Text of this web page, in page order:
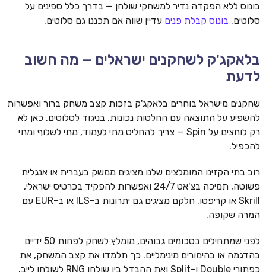
בונוס ללא הפקדה נדיר למשחקי שולחן — בדרך כלל ספינים על
סלוטים. בונוס קבלת פנים עדיין שווה אם תכננו גם סלוטים.
בלאקג'ק לשחקנים ישראלים — מה חשוב
לדעת
שחקנים מישראל בוחרים בלאקג'ק בזכות קצב משחק ברור ואפשרות
להשפיע על התוצאה עם החלטות נכונות. בניגוד לסלוטים, כאן לא
רק לוחצים על Spin — צריך להחליט מתי לעמוד, מתי לשלוף ומתי
להכפיל.
רוב בתי הקזינו המומלצים שלנו מציגים ממשק בעברית או אנגלית
פשוטה, תמיכה בצ'אט 24/7 ואפשרות להפקיד בכרטיס ישראלי,
Skrill או קריפטו. חלקם מציגים גם יתרונות ב-ILS או ב-EUR עם
המרה שקופה.
לפני שמתחילים בסכומים גבוהים, מומלץ לשחק לפחות 50 ידיים
בהדגמה או בהימורים מינימליים. כך תלמדו את קצב המשחק, את
כפתורי Double ו-Split ואת ההבדל בין שולחן RNG לשולחן לייב.